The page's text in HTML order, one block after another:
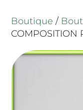
Boutique /
COMPOSITION